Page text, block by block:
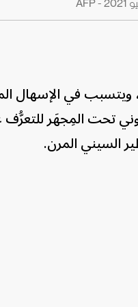
ويتسبب في الإسهال
تحت المِجهَر للتعرُّف
السيني المرن.